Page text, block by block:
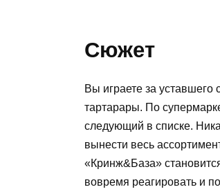
Сюжет
Вы играете за
тартарары. По
следующий в списке.
вынести весь
«Кринж&База»
вовремя реагировать и